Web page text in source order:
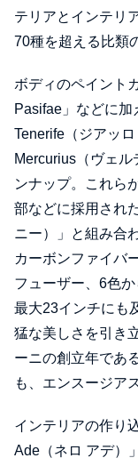
テリアとインテリ
70種を超える比類
ボディのペイント
Pasifae」などに
Tenerife（ジアッ
Mercurius（ヴェ
ンナップ。これら
部などに採用され
ニー）」と組み合
カーボンファイバ
フューザー、6色
最大23インチにも
猛な美しさを引き
ーニの創立年であ
も、エンスージア
インテリアの作り
Ade（ネロ アデ）